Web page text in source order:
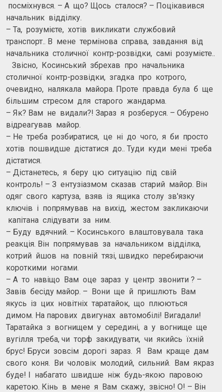
посміхнувся. – А що? Щось сталося? – Поцікавився
начальник відділку.
– Та, розумієте, хотів викликати службовий
транспорт.. В мене термінова справа, завдання від
начальника столичної контр-розвідки, самі розумієте..
Звісно, Косинський збрехав про начальника
столичної контр-розвідки, згадка про котрого,
очевидно, налякала майора. Проте правда була б ще
більшим стресом для старого жандарма.
– Як? Вам не видали?! Зараз я розберуся. – Обурено
відреагував майор.
– Не треба розбиратися, це ні до чого, я би просто
хотів пошвидше дістатися до.. Туди куди мені треба
дістатися.
– Дістанетесь, я беру цю ситуацію під свій
контроль! – З ентузіазмом сказав старий майор. Він
одяг свого картуза, взяв із ящика столу зв'язку
ключів і попрямував на вихід, жестом закликаючи
капітана слідувати за ним.
– Буду вдячний. – Косинського влаштовувала така
реакція. Він попрямував за начальником відділка,
котрий йшов на повній тязі, швидко перебираючи
короткими ногами.
– А то навіщо Вам оце зараз у центр звонити ? –
Завів бесіду майор. – Вони ще й пришлють Вам
якусь із цих новітніх таратайок, що плюються
димом. На парових двигунах автомобілі! Вигадали!
Таратайка з вогнищем у середині, а у вогнище ще
вугілля треба, чи торф закидувати, чи якийсь їхній
брус! Бруси зовсім дорогі зараз. Я Вам краще дам
свого коня. Ви чоловік молодий, сильний. Вам якраз
буде! І набагато швидше ніж будь-якою паровою
каретою. Кінь в мене я Вам скажу, звісно! О! – Він